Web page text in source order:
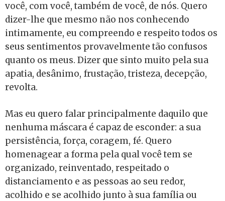
você, com você, também de você, de nós. Quero
dizer-lhe que mesmo não nos conhecendo
intimamente, eu compreendo e respeito todos os
seus sentimentos provavelmente tão confusos
quanto os meus. Dizer que sinto muito pela sua
apatia, desânimo, frustação, tristeza, decepção,
revolta.
Mas eu quero falar principalmente daquilo que
nenhuma máscara é capaz de esconder: a sua
persistência, força, coragem, fé. Quero
homenagear a forma pela qual você tem se
organizado, reinventado, respeitado o
distanciamento e as pessoas ao seu redor,
acolhido e se acolhido junto à sua família ou